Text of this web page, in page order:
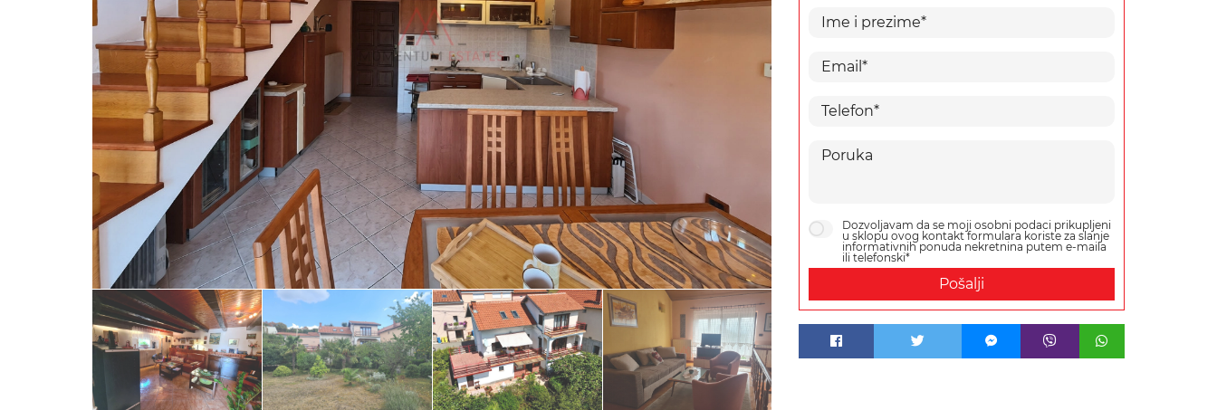
Dozvoljavam da se moji osobni podaci prikupljeni
u sklopu ovog kontakt formulara koriste za slanje
informativnih ponuda nekretnina putem e-maila
ili telefonski*
Pošalji